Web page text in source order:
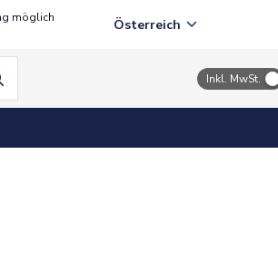
möglich
Österreich
Inkl. MwSt.